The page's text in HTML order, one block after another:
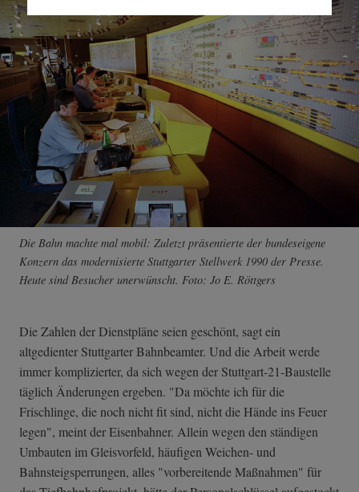
Die Bahn machte mal mobil: Zuletzt präsentierte der bundeseigene
Konzern das modernisierte Stuttgarter Stellwerk 1990 der Presse.
Heute sind Besucher unerwünscht. Foto: Jo E. Röttgers
Die Zahlen der Dienstpläne seien geschönt, sagt ein
altgedienter Stuttgarter Bahnbeamter. Und die Arbeit werde
immer komplizierter, da sich wegen der Stuttgart-21-Baustelle
täglich Änderungen ergeben. "Da möchte ich für die
Frischlinge, die noch nicht fit sind, nicht die Hände ins Feuer
legen", meint der Eisenbahner. Allein wegen den ständigen
Umbauten im Gleisvorfeld, häufigen Weichen- und
Bahnsteigsperrungen, alles "vorbereitende Maßnahmen" für